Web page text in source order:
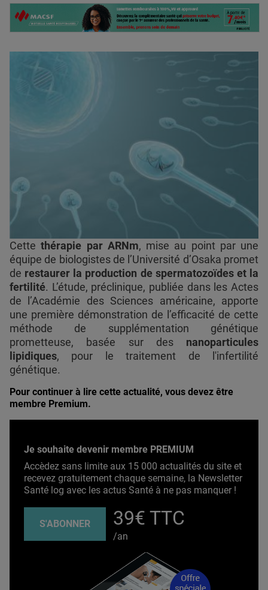
Cettethérapie par ARNm, mise au point par une
équipe de biologistes de l’Université d’Osaka promet
de restaurer la production de spermatozoïdes et la
fertilité. L’étude, préclinique, publiée dans les Actes
de l’Académie des Sciences américaine, apporte
une première démonstration de l’efficacité de cette
méthode de supplémentation génétique
prometteuse, basée sur des nanoparticules
lipidiques, pour le traitement de l'infertilité
génétique.
Pour continuer à lire cette actualité, vous devez être
membre Premium.
Je souhaite devenir membre PREMIUM
Accèdez sans limite aux 15 000 actualités du site et
recevez gratuitement chaque semaine, la Newsletter
Santé log avec les actus Santé à ne pas manquer !
S'ABONNER 39€ TTC
/an